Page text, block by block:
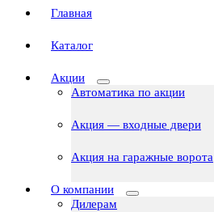
Главная
Каталог
Акции
Автоматика по акции
Акция — входные двери
Акция на гаражные ворота
О компании
Дилерам